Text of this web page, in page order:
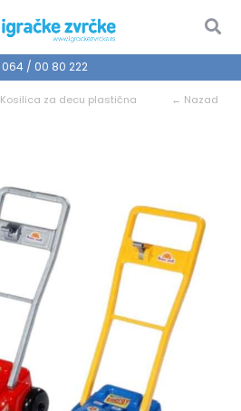
064 / 00 80 222
Kosilica za decu plastična ← Nazad